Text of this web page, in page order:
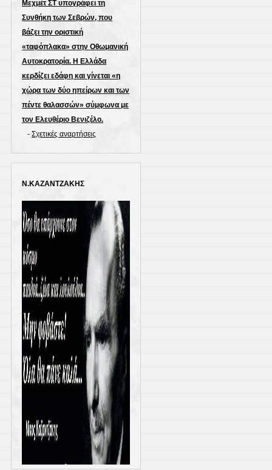
Μεχμέτ ΣΤ υπογράφει τη
Συνθήκη των Σεβρών, που
βάζει την οριστική
«ταφόπλακα» στην Οθωμανική
Αυτοκρατορία. Η Ελλάδα
κερδίζει εδάφη και γίνεται «η
χώρα των δύο ηπείρων και των
πέντε θαλασσών» σύμφωνα με
τον Ελευθέριο Βενιζέλο.
-Σχετικές αναρτήσεις
Ν.ΚΑΖΑΝΤΖΑΚΗΣ